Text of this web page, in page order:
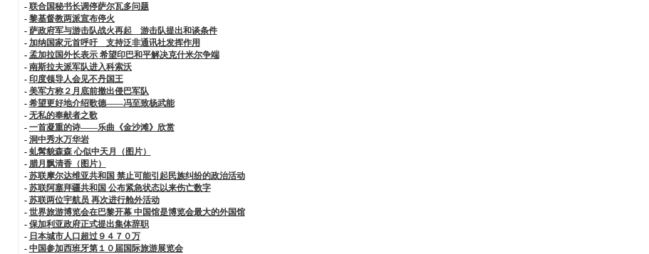
- 联合国秘书长调停萨尔瓦多问题
- 黎基督教两派宣布停火
- 萨政府军与游击队战火再起 游击队提出和谈条件
- 加纳国家元首呼吁 支持泛非通讯社发挥作用
- 孟加拉国外长表示 希望印巴和平解决克什米尔争端
- 南斯拉夫派军队进入科索沃
- 印度领导人会见不丹国王
- 美军方称２月底前撤出侵巴军队
- 希望更好地介绍歌德——冯至致杨武能
- 无私的奉献者之歌
- 一首凝重的诗——乐曲《金沙滩》欣赏
- 洞中秀水万华岩
- 虬髯貌森森 心似中天月（图片）
- 腊月飘清香（图片）
- 苏联摩尔达维亚共和国 禁止可能引起民族纠纷的政治活动
- 苏联阿塞拜疆共和国 公布紧急状态以来伤亡数字
- 苏联两位宇航员 再次进行舱外活动
- 世界旅游博览会在巴黎开幕 中国馆是博览会最大的外国馆
- 保加利亚政府正式提出集体辞职
- 日本城市人口超过９４７０万
- 中国参加西班牙第１０届国际旅游展览会